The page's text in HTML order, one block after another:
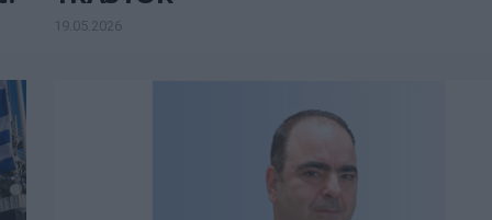
19.05.2026